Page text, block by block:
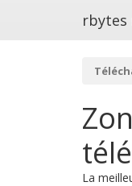
rbytes
La